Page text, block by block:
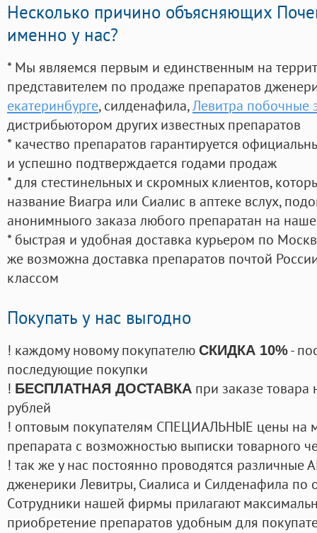
Несколько причино объясняющих
именно у нас?
* Мы являемся первым и единственным на
представителем по продаже препаратов
екатеринбурге, силденафила,Левитра
дистрибьютором других известных препаратов
* качество препаратов гарантируется
и успешно подтверждается годами продаж
* для стестинельных и скромных клиентов,
название Виагра или Сиалис в аптеке вслух,
анонимныого заказа любого препаратан на
* быстрая и удобная доставка курьером по
же возможна доставка препаратов почтой
классом
Покупать у нас выгодно
! каждому новому покупателю СКИДКА 10%-
последующие покупки
! БЕСПЛАТНАЯ ДОСТАВКА при заказе
рублей
! оптовым покупателям СПЕЦИАЛЬНЫЕ цены на
препарата с возможностью выписки товарного
! так же у нас постоянно проводятся
дженерики Левитры, Сиалиса и Силденафила по
Cотрудники нашей фирмы прилагают
приобретение препаратов удобным для